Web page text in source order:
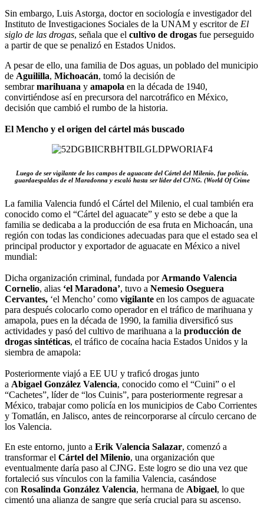
Sin embargo, Luis Astorga, doctor en sociología e investigador del
Instituto de Investigaciones Sociales de la UNAM y escritor de El
siglo de las drogas, señala que el cultivo de drogas fue perseguido
a partir de que se penalizó en Estados Unidos.
A pesar de ello, una familia de Dos aguas, un poblado del municipio
de Aguililla, Michoacán, tomó la decisión de
sembrarmarihuana y amapola en la década de 1940,
convirtiéndose así en precursora del narcotráfico en México,
decisión que cambió el rumbo de la historia.
El Mencho y el origen del cártel más buscado
Luego de ser vigilante de los campos de aguacate del Cártel del Milenio, fue policía,
guardaespaldas de el Maradonna y escaló hasta ser líder del CJNG. (World Of Crime
La familia Valencia fundó el Cártel del Milenio, el cual también era
conocido como el “Cártel del aguacate” y esto se debe a que la
familia se dedicaba a la producción de esa fruta en Michoacán, una
región con todas las condiciones adecuadas para que el estado sea el
principal productor y exportador de aguacate en México a nivel
mundial:
Dicha organización criminal, fundada por Armando Valencia
Cornelio, alias ‘el Maradona’, tuvo a Nemesio Oseguera
Cervantes, ‘el Mencho’ como vigilante en los campos de aguacate
para después colocarlo como operador en el tráfico de marihuana y
amapola, pues en la década de 1990, la familia diversificó sus
actividades y pasó del cultivo de marihuana a la producción de
drogas sintéticas, el tráfico de cocaína hacia Estados Unidos y la
siembra de amapola:
Posteriormente viajó a EE UU y traficó drogas junto
a Abigael González Valencia, conocido como el “Cuini” o el
“Cachetes”, líder de “los Cuinis”, para posteriormente regresar a
México, trabajar como policía en los municipios de Cabo Corrientes
y Tomatlán, en Jalisco, antes de reincorporarse al círculo cercano de
los Valencia.
En este entorno, junto a Erik Valencia Salazar, comenzó a
transformar el Cártel del Milenio, una organización que
eventualmente daría paso al CJNG. Este logro se dio una vez que
fortaleció sus vínculos con la familia Valencia, casándose
con Rosalinda González Valencia, hermana de Abigael, lo que
cimentó una alianza de sangre que sería crucial para su ascenso.